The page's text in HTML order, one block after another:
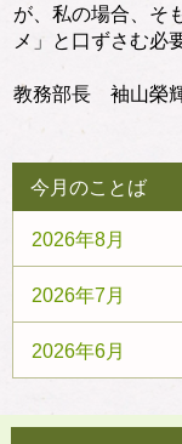
が、私の場合、そ
メ」と口ずさむ必
教務部長 袖山榮
今月のことば
2026年8月
2026年7月
2026年6月